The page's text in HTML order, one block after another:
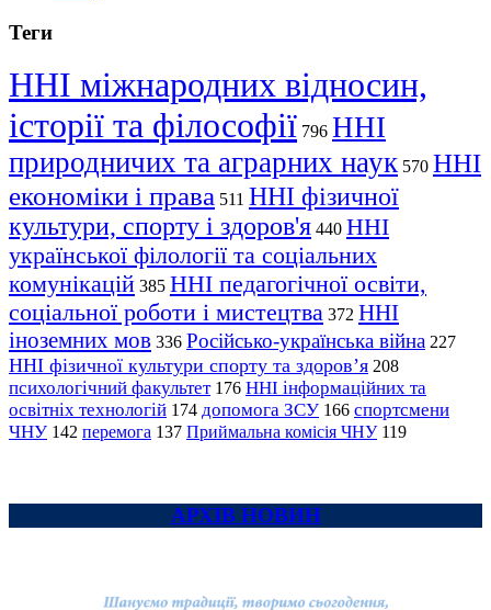
Теги
ННІ міжнародних відносин,
історії та філософії 796 ННІ
природничих та аграрних наук 570 ННІ
економіки і права 511 ННІ фізичної
культури, спорту і здоров'я 440 ННІ
української філології та соціальних
комунікацій 385 ННІ педагогічної освіти,
соціальної роботи і мистецтва 372 ННІ
іноземних мов 336 Російсько-українська війна 227
ННІ фізичної культури спорту та здоров’я 208
психологічний факультет 176 ННІ інформаційних та
освітніх технологій 174 допомога ЗСУ 166 спортсмени
ЧНУ 142 перемога 137 Приймальна комісія ЧНУ 119
АРХІВ НОВИН